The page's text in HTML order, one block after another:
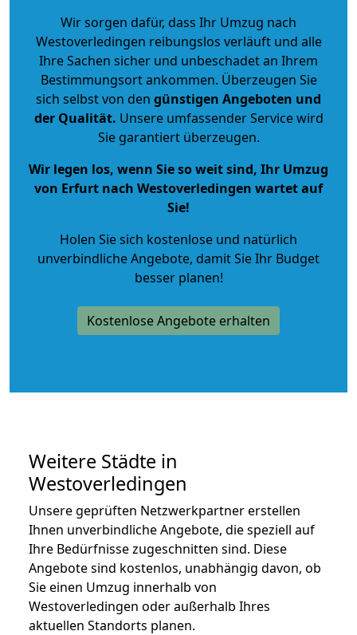
Wir sorgen dafür, dass Ihr Umzug nach
Westoverledingen reibungslos verläuft und alle
Ihre Sachen sicher und unbeschadet an Ihrem
Bestimmungsort ankommen. Überzeugen Sie
sich selbst von den günstigen Angeboten und
der Qualität. Unsere umfassender Service wird
Sie garantiert überzeugen.
Wir legen los, wenn Sie so weit sind, Ihr Umzug
von Erfurt nach Westoverledingen wartet auf
Sie!
Holen Sie sich kostenlose und natürlich
unverbindliche Angebote, damit Sie Ihr Budget
besser planen!
Kostenlose Angebote erhalten
Weitere Städte in
Westoverledingen
Unsere geprüften Netzwerkpartner erstellen
Ihnen unverbindliche Angebote, die speziell auf
Ihre Bedürfnisse zugeschnitten sind. Diese
Angebote sind kostenlos, unabhängig davon, ob
Sie einen Umzug innerhalb von
Westoverledingen oder außerhalb Ihres
aktuellen Standorts planen.